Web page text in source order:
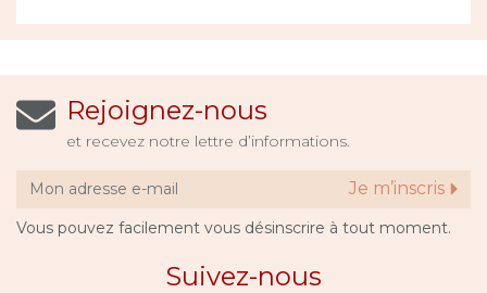
Rejoignez-nous
et recevez notre lettre d’informations.
Je m’inscris
Vous pouvez facilement vous désinscrire à tout moment.
Suivez-nous